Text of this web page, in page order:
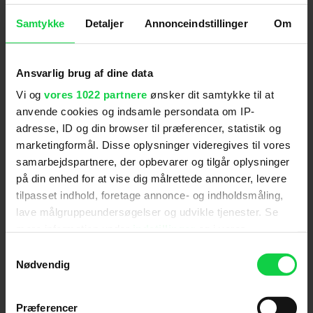
Samtykke Detaljer Annonceindstillinger Om
Ansvarlig brug af dine data
Vi og vores 1022 partnere ønsker dit samtykke til at
anvende cookies og indsamle persondata om IP-
adresse, ID og din browser til præferencer, statistik og
marketingformål. Disse oplysninger videregives til vores
samarbejdspartnere, der opbevarer og tilgår oplysninger
på din enhed for at vise dig målrettede annoncer, levere
tilpasset indhold, foretage annonce- og indholdsmåling,
lave målgruppeundersøgelser og udvikle tjenester. Se
tilbage eller ændre indstillinger fra vores
"Cookiedeklaration", eller ved at trykke på "Privacy
Nødvendig
Præferencer
sekund.
god mening, når du slår SÅ hårdt. Den tredje akt
alene... bare fantastisk, skriver Consequence-
anmelderen Liz Shannon Miller.
- Jeg havde reservationer omkring 'John Wick:
Capter 4's næsten tre-timer lange spilletid, men
filmen gør sig fortjent til det. Det er en storfilm
med smart tempo, der aldrig lader dens action
blive udmattende, og scenerne er fænomenale,
ifølge Eric Eisenberg fra CinemaBlend.
'John Wick: Capter 4' får biografpremiere den 23.